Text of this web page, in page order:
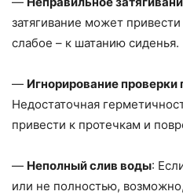
затягивание может
слабое – к шатанию сиденья.
— Игнорирование проверки
Недостаточная
привести к протечкам и
— Неполный слив воды:
или не полностью,